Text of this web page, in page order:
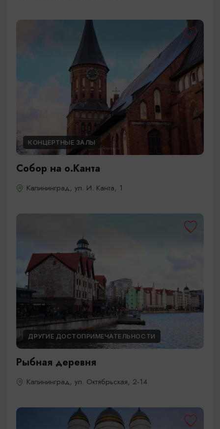
КОНЦЕРТНЫЕ ЗАЛЫ
Собор на о.Канта
Калининград, ул. И. Канта, 1
ДРУГИЕ ДОСТОПРИМЕЧАТЕЛЬНОСТИ
Рыбная деревня
Калининград, ул. Октябрьская, 2-14